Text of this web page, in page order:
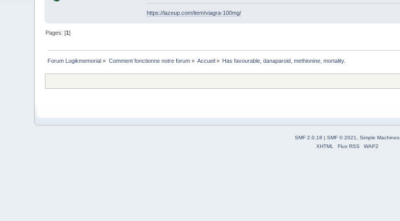
https://lazeup.com/item/viagra-100mg/
Pages: [1]
Forum Logikmemorial » Comment fonctionne notre forum» Accueil » Has favourable, danaparoid, methionine, mortality.
SMF 2.0.18 | SMF © 2021
Simple Machines
XHTML
Flux RSS WAP2